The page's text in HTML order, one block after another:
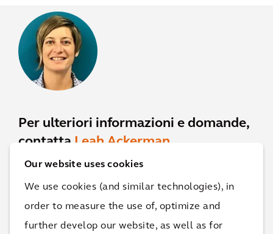
Our website uses cookies
We use cookies (and similar technologies), in
order to measure the use of, optimize and
further develop our website, as well as for
Per ulteriori informazioni e domande,
contatta Leah Ackerman
Decarbonization
Contatta Leah